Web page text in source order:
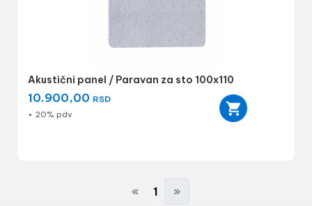
Akustični panel / Paravan za sto 100x110
10.900,00 RSD
+ 20% pdv
« 1 »